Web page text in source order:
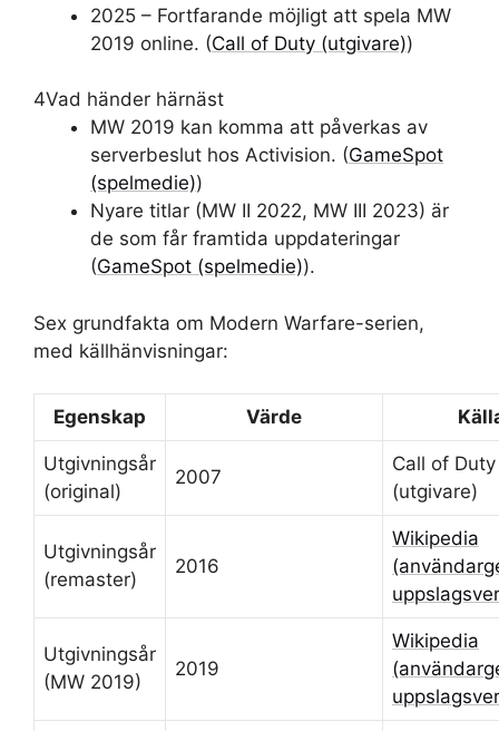
2025 – Fortfarande möjligt att spela MW
2019 online. (Call of Duty (utgivare))
4Vad händer härnäst
MW 2019 kan komma att påverkas av
serverbeslut hos Activision. (GameSpot
(spelmedie))
Nyare titlar (MW II 2022, MW III 2023) är
de som får framtida uppdateringar
(GameSpot (spelmedie)).
Sex grundfakta om Modern Warfare-serien,
med källhänvisningar:
Egenskap Värde
Utgivningsår
(original)
2007
Call of Duty
(utgivare)
Utgivningsår
(remaster)
2016
Wikipedia
Utgivningsår
(MW 2019)
2019
Wikipedia